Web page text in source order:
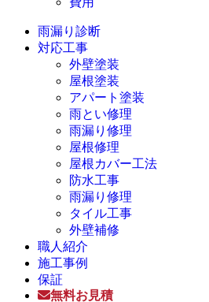
雨漏り診断
対応工事
外壁塗装
屋根塗装
アパート塗装
雨とい修理
雨漏り修理
屋根修理
屋根カバー工法
防水工事
雨漏り修理
タイル工事
外壁補修
職人紹介
施工事例
保証
無料お見積